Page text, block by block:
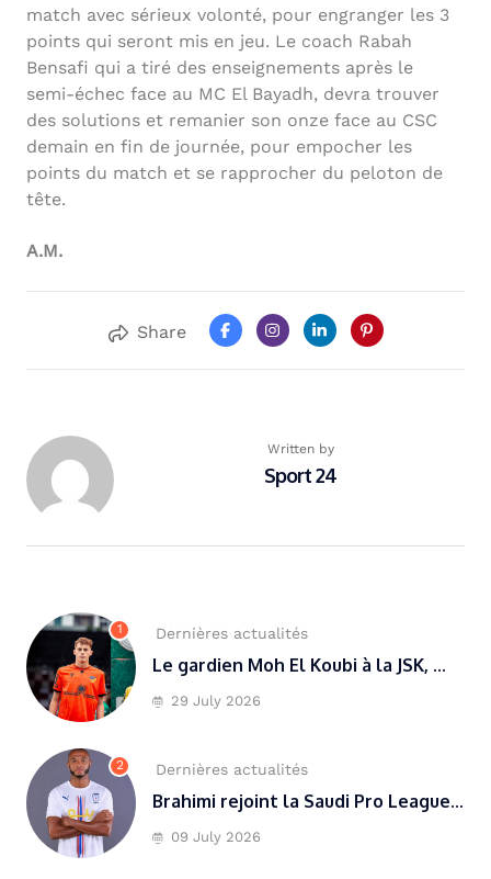
match avec sérieux volonté, pour engranger les 3
points qui seront mis en jeu. Le coach Rabah
Bensafi qui a tiré des enseignements après le
semi-échec face au MC El Bayadh, devra trouver
des solutions et remanier son onze face au CSC
demain en fin de journée, pour empocher les
points du match et se rapprocher du peloton de
tête.
A.M.
Share
Written by
Sport 24
1 Dernières actualités
Le gardien Moh El Koubi à la JSK, ...
29 July 2026
2 Dernières actualités
Brahimi rejoint la Saudi Pro League...
09 July 2026